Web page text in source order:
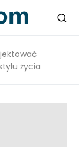
życia